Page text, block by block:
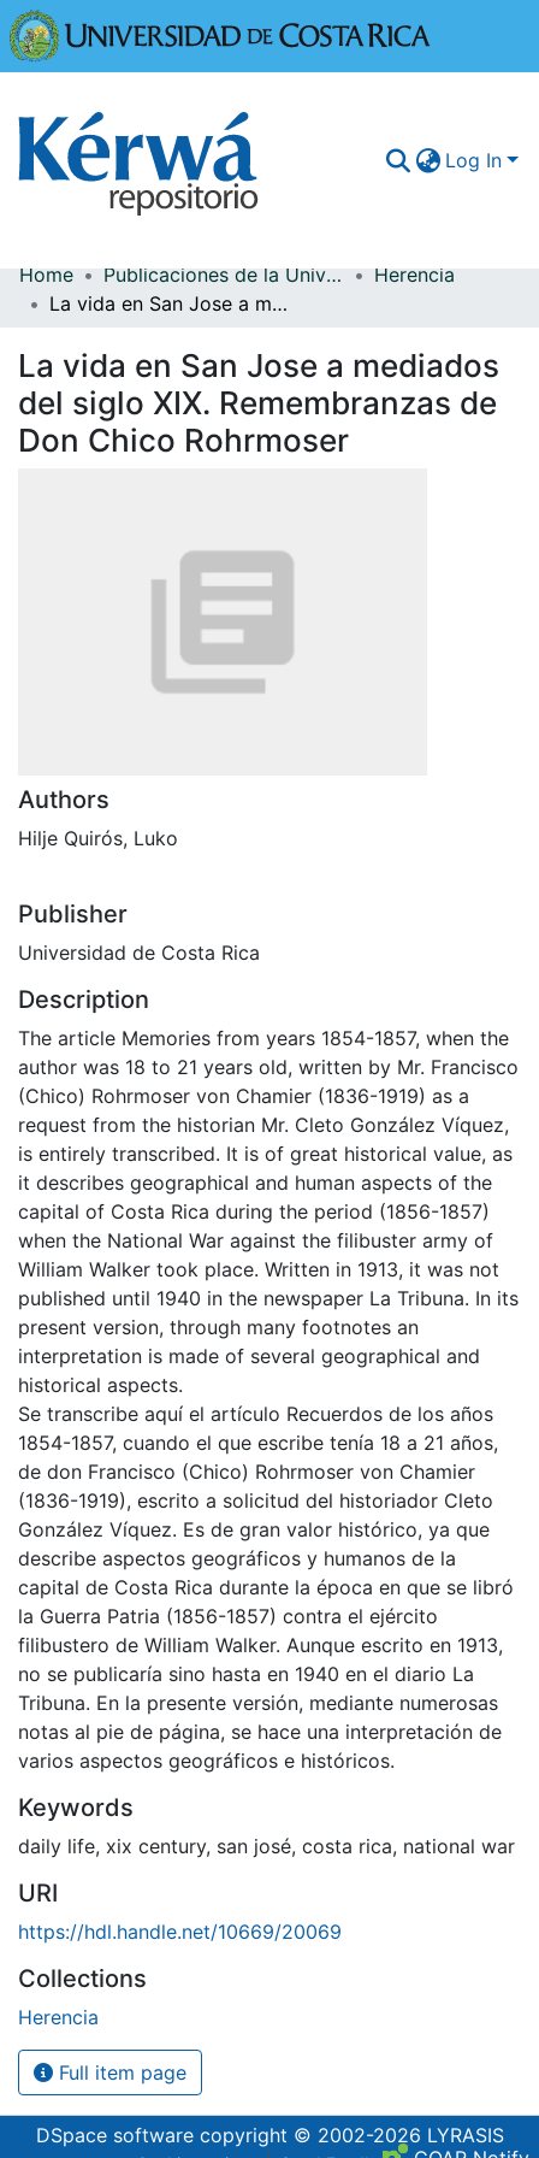
Log In
Communities & Collections
Browse Kérwá
Statistics
Home Publicaciones de la Universidad de Costa Rica
Herencia
La vida en San Jose a mediados del siglo XIX. Remembranzas de Don Chico Rohrmoser
La vida en San Jose a mediados
del siglo XIX. Remembranzas de
Don Chico Rohrmoser
Authors
Hilje Quirós, Luko
Publisher
Universidad de Costa Rica
Description
The article Memories from years 1854-1857, when the
author was 18 to 21 years old, written by Mr. Francisco
(Chico) Rohrmoser von Chamier (1836-1919) as a
request from the historian Mr. Cleto González Víquez,
is entirely transcribed. It is of great historical value, as
it describes geographical and human aspects of the
capital of Costa Rica during the period (1856-1857)
when the National War against the filibuster army of
William Walker took place. Written in 1913, it was not
published until 1940 in the newspaper La Tribuna. In its
present version, through many footnotes an
interpretation is made of several geographical and
historical aspects.
Se transcribe aquí el artículo Recuerdos de los años
1854-1857, cuando el que escribe tenía 18 a 21 años,
de don Francisco (Chico) Rohrmoser von Chamier
(1836-1919), escrito a solicitud del historiador Cleto
González Víquez. Es de gran valor histórico, ya que
describe aspectos geográficos y humanos de la
capital de Costa Rica durante la época en que se libró
la Guerra Patria (1856-1857) contra el ejército
filibustero de William Walker. Aunque escrito en 1913,
no se publicaría sino hasta en 1940 en el diario La
Tribuna. En la presente versión, mediante numerosas
notas al pie de página, se hace una interpretación de
varios aspectos geográficos e históricos.
Keywords
daily life, xix century, san josé, costa rica, national war
URI
https://hdl.handle.net/10669/20069
Collections
Herencia
Full item page
DSpace softwarecopyright © 2002-2026 LYRASIS